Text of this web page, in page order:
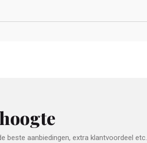
beste aanbiedingen, extra klantvoordeel etc.